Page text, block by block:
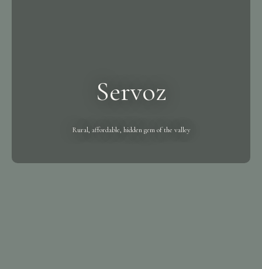
Servoz
Rural, affordable, hidden gem of the valley